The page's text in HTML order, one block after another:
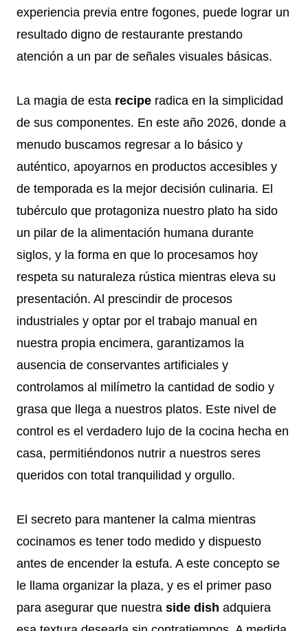
experiencia previa entre fogones, puede lograr un
resultado digno de restaurante prestando
atención a un par de señales visuales básicas.
La magia de esta recipe radica en la simplicidad
de sus componentes. En este año 2026, donde a
menudo buscamos regresar a lo básico y
auténtico, apoyarnos en productos accesibles y
de temporada es la mejor decisión culinaria. El
tubérculo que protagoniza nuestro plato ha sido
un pilar de la alimentación humana durante
siglos, y la forma en que lo procesamos hoy
respeta su naturaleza rústica mientras eleva su
presentación. Al prescindir de procesos
industriales y optar por el trabajo manual en
nuestra propia encimera, garantizamos la
ausencia de conservantes artificiales y
controlamos al milímetro la cantidad de sodio y
grasa que llega a nuestros platos. Este nivel de
control es el verdadero lujo de la cocina hecha en
casa, permitiéndonos nutrir a nuestros seres
queridos con total tranquilidad y orgullo.
El secreto para mantener la calma mientras
cocinamos es tener todo medido y dispuesto
antes de encender la estufa. A este concepto se
le llama organizar la plaza, y es el primer paso
para asegurar que nuestra side dish adquiera